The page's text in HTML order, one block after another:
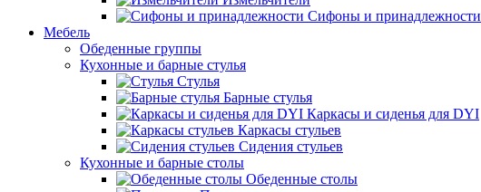
Сифоны и принадлежности
Мебель
Обеденные группы
Кухонные и барные стулья
Стулья
Барные стулья
Каркасы и сиденья для DYI
Каркасы стульев
Сидения стульев
Кухонные и барные столы
Обеденные столы